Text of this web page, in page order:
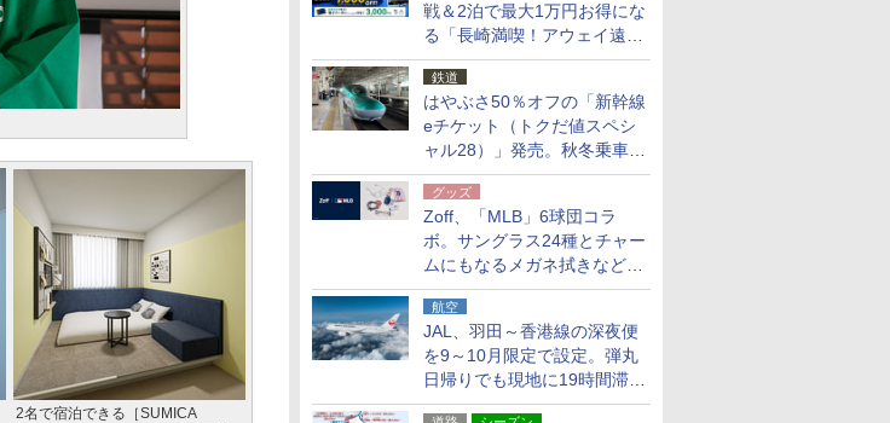
戦＆2泊で最大1万円お得にな
る「長崎満喫！アウェイ遠征
応援キャンペーン」
鉄道
はやぶさ50％オフの「新幹線
eチケット（トクだ値スペシ
ャル28）」発売。秋冬乗車
分、えきねっと限定
グッズ
Zoff、「MLB」6球団コラ
ボ。サングラス24種とチャー
ムにもなるメガネ拭きなど雑
貨24種
航空
JAL、羽田～香港線の深夜便
を9～10月限定で設定。弾丸
日帰りでも現地に19時間滞在
できる
2名で宿泊できる［SUMICA